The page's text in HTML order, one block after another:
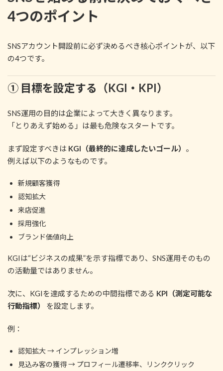
4つのポイント
SNSアカウント開設前に必ず決めるべき核心ポイントが、以下
の4つです。
① 目標を設定する（KGI・KPI）
SNS運用の目的は企業によって大きく異なります。
「とりあえず始める」は最も危険なスタートです。
まず設定すべきは KGI（最終的に達成したいゴール） 。
例えば以下のようなものです。
新規顧客獲得
認知拡大
来店促進
採用強化
ブランド価値向上
KGIは“ビジネスの成果”を示す指標であり、SNS運用そのもの
の活動量ではありません。
次に、KGIを達成するための中間指標である KPI（測定可能な
行動指標）
を設定します。
例：
認知拡大 → インプレッション増
見込み客の獲得 → プロフィール遷移率、リンククリック